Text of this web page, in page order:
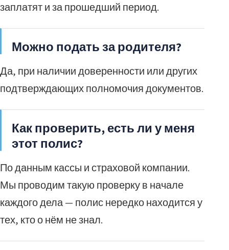
заплатят и за прошедший период.
Можно подать за родителя?
Да, при наличии доверенности или других
подтверждающих полномочия документов.
Как проверить, есть ли у меня
этот полис?
По данным кассы и страховой компании.
Мы проводим такую проверку в начале
каждого дела — полис нередко находится у
тех, кто о нём не знал.